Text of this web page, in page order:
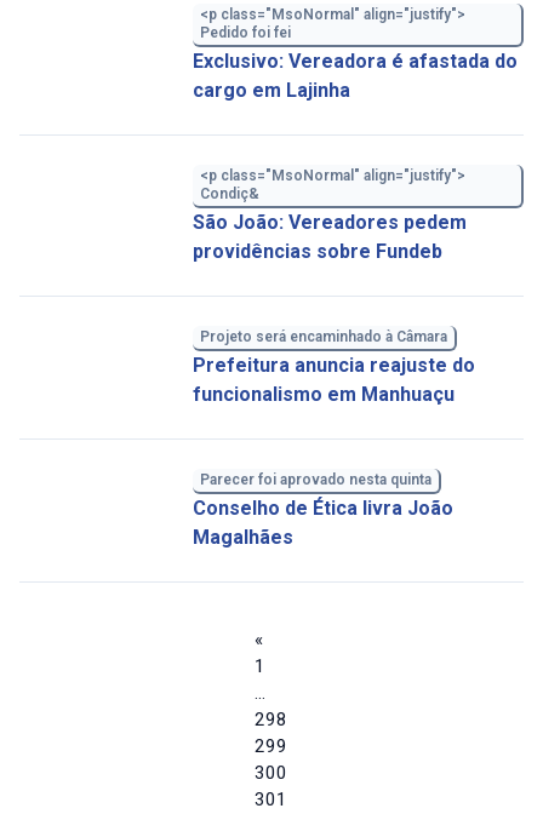
<p class="MsoNormal" align="justify">
Pedido foi fei
Exclusivo: Vereadora é afastada do
cargo em Lajinha
<p class="MsoNormal" align="justify">
Condiç&
São João: Vereadores pedem
providências sobre Fundeb
Projeto será encaminhado à Câmara
Prefeitura anuncia reajuste do
funcionalismo em Manhuaçu
Parecer foi aprovado nesta quinta
Conselho de Ética livra João
Magalhães
«
1
…
298
299
300
301